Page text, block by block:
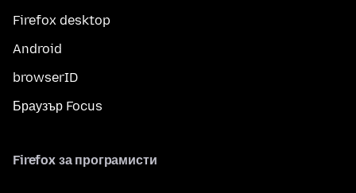
Firefox desktop
Android
browserID
Браузър Focus
Firefox за програмисти